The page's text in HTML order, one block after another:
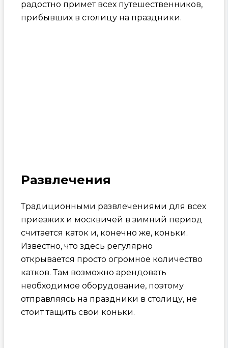
радостно примет всех путешественников,
прибывших в столицу на праздники.
Развлечения
Традиционными развлечениями для всех
приезжих и москвичей в зимний период
считается каток и, конечно же, коньки.
Известно, что здесь регулярно
открывается просто огромное количество
катков. Там возможно арендовать
необходимое оборудование, поэтому
отправляясь на праздники в столицу, не
стоит тащить свои коньки.